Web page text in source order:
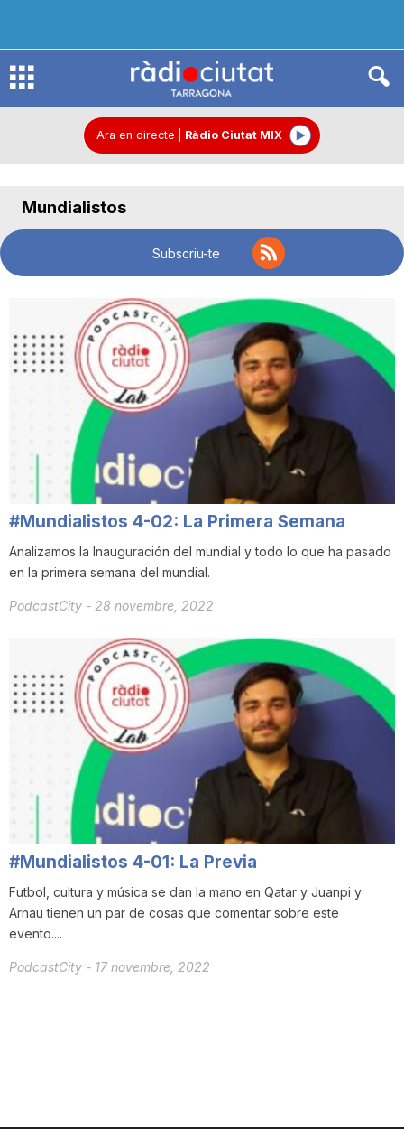
R
C
d
a
Ara en directe Ràdio Ciutat MIX
Mundialistos
Subscriu-te
#Mundialistos 4-02: La Primera Semana
Analizamos la Inauguración del mundial y todo lo que ha pasado
en la primera semana del mundial.
PodcastCity - 28 novembre, 2022
#Mundialistos 4-01: La Previa
Futbol, cultura y música se dan la mano en Qatar y Juanpi y
Arnau tienen un par de cosas que comentar sobre este
evento....
PodcastCity - 17 novembre, 2022